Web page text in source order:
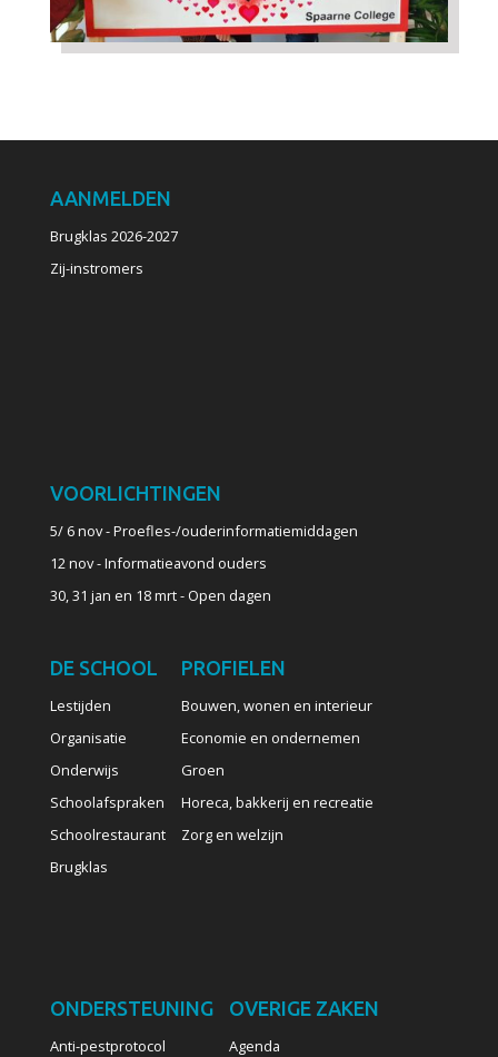
AANMELDEN
Brugklas 2026-2027
Zij-instromers
VOORLICHTINGEN
5/ 6 nov - Proefles-/ouderinformatiemiddagen
12 nov - Informatieavond ouders
30, 31 jan en 18 mrt - Open dagen
DE SCHOOL
Lestijden
Organisatie
Onderwijs
Schoolafspraken
Schoolrestaurant
Brugklas
PROFIELEN
Bouwen, wonen en interieur
Economie en ondernemen
Groen
Horeca, bakkerij en recreatie
Zorg en welzijn
ONDERSTEUNING
Anti-pestprotocol
OVERIGE ZAKEN
Agenda